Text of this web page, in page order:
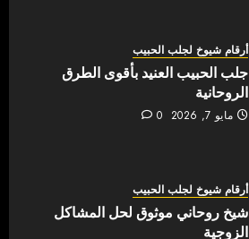
أرقام شيوخ لجلب الحبيب
جلب الحبيب العنيد بأقوى الطرق
الروحانية
مايو 7, 2026 0
أرقام شيوخ لجلب الحبيب
شيخ روحاني موثوق لحل المشاكل
الزوجية